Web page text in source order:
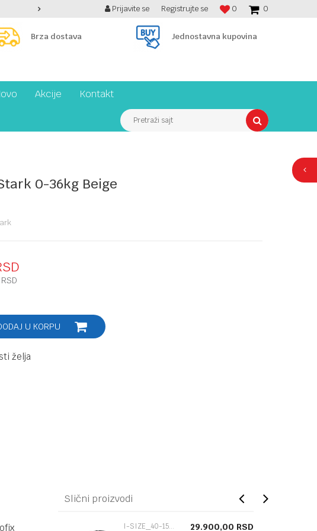
BESPLATNA ISPORUKA PREKO 7900 din! 0
0
Prijavite se Registrujte se
Brza dostava Jednostavna kupovina
Akcije Kontakt
Pretraži sajt
0-36kg Beige
RSD
U KORPU
želja
Slični proizvodi
I-SIZE_40-150CM 29.900,00 RSD